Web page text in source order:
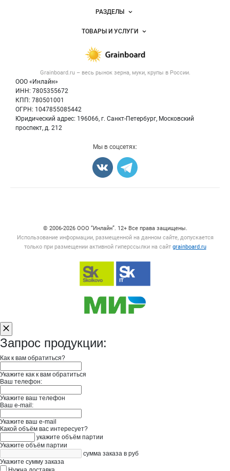
Grainboard.ru – весь рынок зерна, муки, крупы в России.
ООО «Инлайн»
ИНН: 7805355672
КПП: 780501001
ОГРН: 1047855085442
Юридический адрес: 196066, г. Санкт-Петербург, Московский
проспект, д. 212
Новости Grainboard.ru
Размещение рекламы
Публичная оферта
Контактная информация
Политика обработки персональных данных
РАЗДЕЛЫ
Объявления
Новости рынка
ТОВАРЫ И УСЛУГИ
Крупы
Мука
Мы в соцсетях:
© 2006‑2026 ООО “Инлайн”. 12+ Все права защищены.
Использование информации, размещенной на данном сайте, допускается
только при размещении активной гиперссылки на сайт grainboard.ru
Запрос продукции:
Как к вам обратиться?
Укажите как к вам обратиться
Ваш телефон:
Укажите ваш телефон
Ваш e-mail:
Укажите ваш e-mail
Какой объём вас интересует?
укажите объём партии
Укажите объём партии
сумма заказа в руб
Укажите сумму заказа